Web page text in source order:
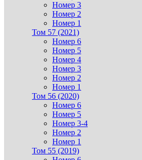
Номер 3
Номер 2
Номер 1
Том 57 (2021)
Номер 6
Номер 5
Номер 4
Номер 3
Номер 2
Номер 1
Том 56 (2020)
Номер 6
Номер 5
Номер 3-4
Номер 2
Номер 1
Том 55 (2019)